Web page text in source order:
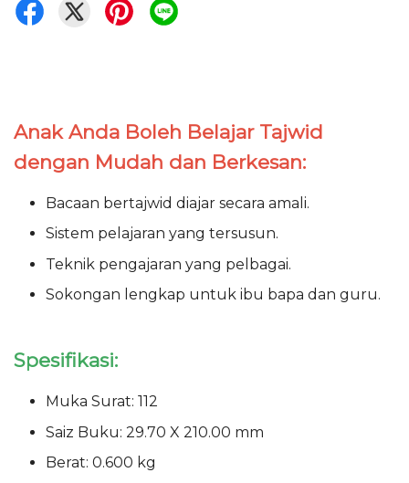
Anak Anda Boleh Belajar Tajwid
dengan Mudah dan Berkesan:
Bacaan bertajwid diajar secara amali.
Sistem pelajaran yang tersusun.
Teknik pengajaran yang pelbagai.
Sokongan lengkap untuk ibu bapa dan guru.
Spesifikasi:
Muka Surat: 112
Saiz Buku: 29.70 X 210.00 mm
Berat: 0.600 kg